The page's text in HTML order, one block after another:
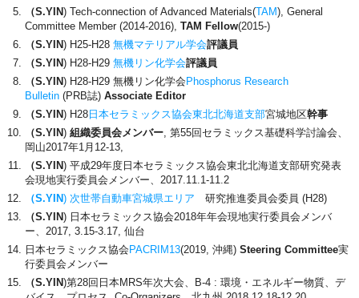
（S.YIN) Tech-connection of Advanced Materials(TAM), General
Committee Member (2014-2016),TAM Fellow(2015-)
（S.YIN) H25-H28無機マテリアル学会評議員
（S.YIN) H28-H29無機リン化学会評議員
（S.YIN) H28-H29 無機リン化学会 Phosphorus Research
Bulletin (PRB誌) Associate Editor
（S.YIN) H28 日本セラミックス協会東北北海道支部宮城地区幹事
（S.YIN) 組織委員会メンバー, 第55回セラミックス基礎科学討論会、
岡山2017年1月12-13,
（S.YIN) 平成29年度日本セラミックス協会東北北海道支部研究発表
会現地実行委員会メンバー、2017.11.1-11.2
（S.YIN) 次世帯自動車宮城県エリア 研究推進委員会委員 (H28)
（S.YIN) 日本セラミックス協会2018年年会現地実行委員会メンバ
ー、2017, 3.15-3.17, 仙台
日本セラミックス協会 PACRIM13(2019, 沖縄)Steering Committee実
行委員会メンバー
（S.YIN)第28回日本MRS年次大会、B-4 : 環境・エネルギー物質、デ